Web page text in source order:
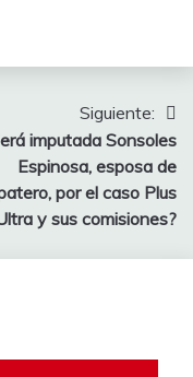
Siguiente:
imputada Sonsoles
Espinosa, esposa de
por el caso Plus
y sus comisiones?